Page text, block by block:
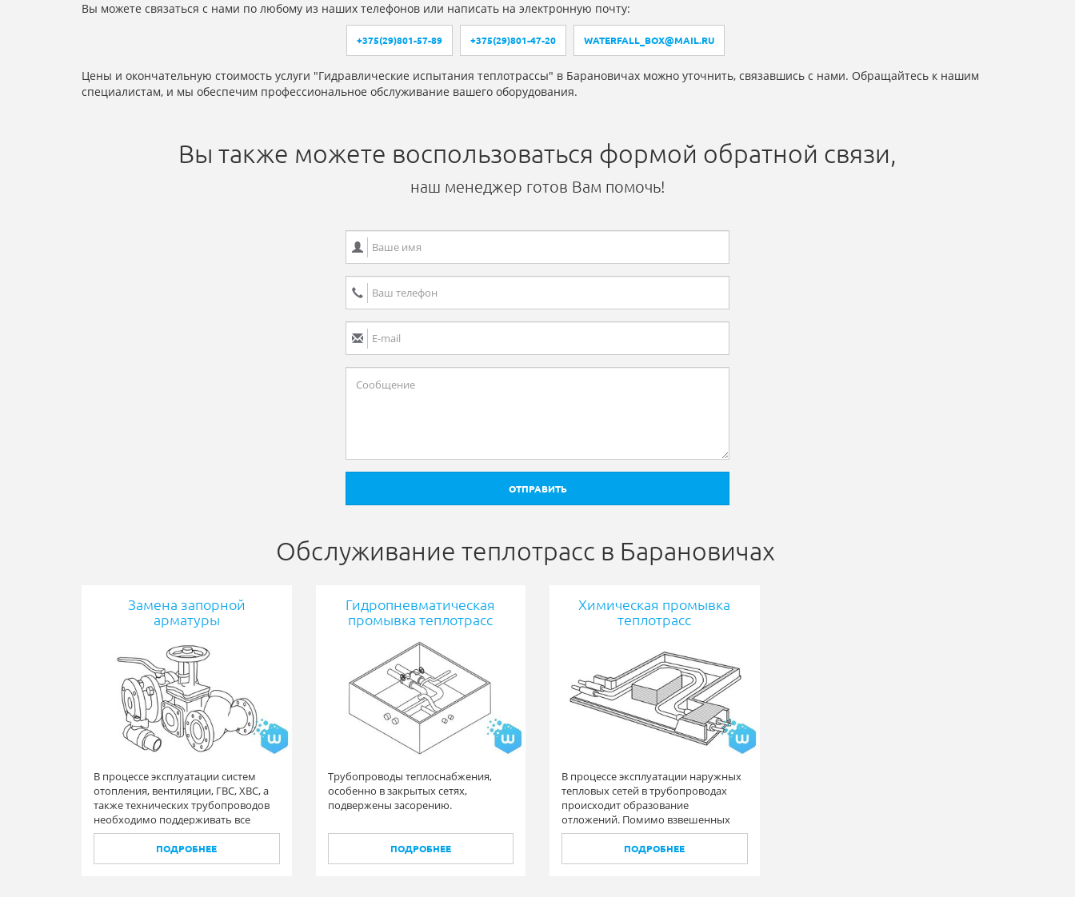
Вы можете связаться с нами по любому из наших телефонов или написать на электронную почту:
+375(29)801-57-89 +375(29)801-47-20 WATERFALL_BOX@MAIL.RU
Цены и окончательную стоимость услуги "Гидравлические испытания теплотрассы" в Барановичах можно уточнить, связавшись с нами. Обращайтесь к нашим
специалистам, и мы обеспечим профессиональное обслуживание вашего оборудования.
Вы также можете воспользоваться формой обратной связи,
наш менеджер готов Вам помочь!
ОТПРАВИТЬ
Обслуживание теплотрасс в Барановичах
Замена запорной
арматуры
В процессе эксплуатации систем
отопления, вентиляции, ГВС, ХВС, а
также технических трубопроводов
необходимо поддерживать все
элементы в исправном состоянии, в
том числе и запорную арматуру.
ПОДРОБНЕЕ
Гидропневматическая
промывка теплотрасс
Трубопроводы теплоснабжения,
особенно в закрытых сетях,
подвержены засорению.
ПОДРОБНЕЕ
Химическая промывка
теплотрасс
В процессе эксплуатации наружных
тепловых сетей в трубопроводах
происходит образование
отложений. Помимо взвешенных
частиц образуются и твердые
отложения на стенках
трубопроводах.
ПОДРОБНЕЕ